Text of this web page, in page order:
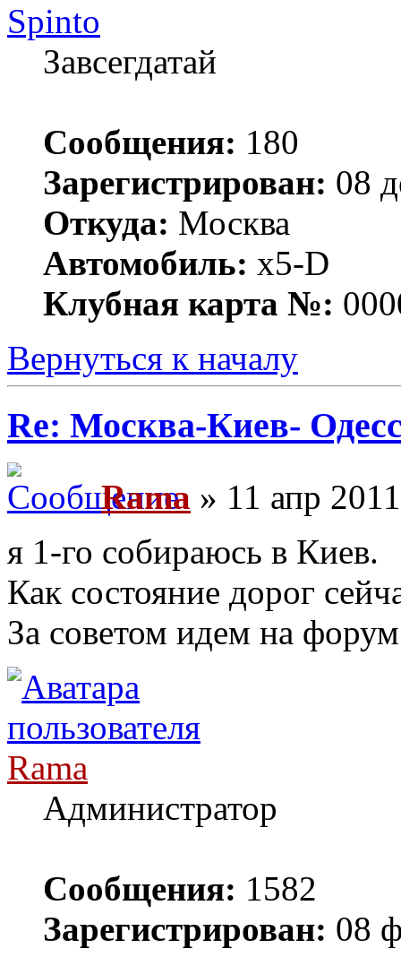
Spinto
Завсегдатай
Сообщения: 180
Зарегистрирован: 08
Откуда: Москва
Автомобиль: x5-D
Клубная карта №:
Вернуться к началу
Re: Москва-Киев-
Rama » 11 апр
я 1-го собираюсь в Киев.
Как состояние дорог
За советом идем на
Rama
Администратор
Сообщения: 1582
Зарегистрирован: 08